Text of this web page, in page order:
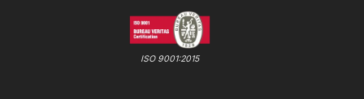
ISO 9001:2015